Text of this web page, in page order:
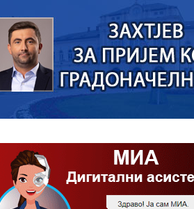
БОРАЧКИ ДОДАТАК ЗА